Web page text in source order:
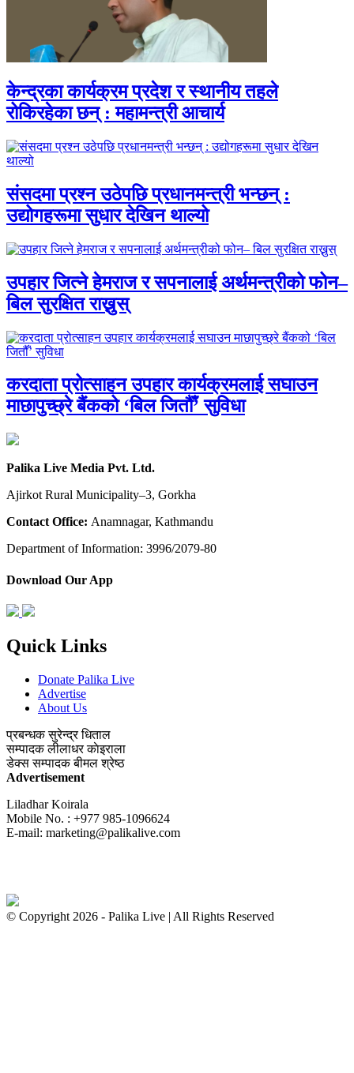
केन्द्रका कार्यक्रम प्रदेश र स्थानीय तहले
रोकिरहेका छन् : महामन्त्री आचार्य
संसदमा प्रश्न उठेपछि प्रधानमन्त्री भन्छन् :
उद्योगहरूमा सुधार देखिन थाल्यो
उपहार जित्ने हेमराज र सपनालाई अर्थमन्त्रीको फोन–
बिल सुरक्षित राख्नुस्
करदाता प्रोत्साहन उपहार कार्यक्रमलाई सघाउन
माछापुच्छ्रे बैंकको ‘बिल जितौँ’ सुविधा
Palika Live Media Pvt. Ltd.
Ajirkot Rural Municipality–3, Gorkha
Contact Office: Anamnagar, Kathmandu
Department of Information: 3996/2079-80
Download Our App
Quick Links
Donate Palika Live
Advertise
About Us
प्रबन्धकसुरेन्द्र धिताल
सम्पादकलीलाधर काेइराला
डेक्स सम्पादकबीमल श्रेष्ठ
Advertisement
Liladhar Koirala
Mobile No. : +977 985-1096624
E-mail: marketing@palikalive.com
© Copyright 2026 - Palika Live | All Rights Reserved